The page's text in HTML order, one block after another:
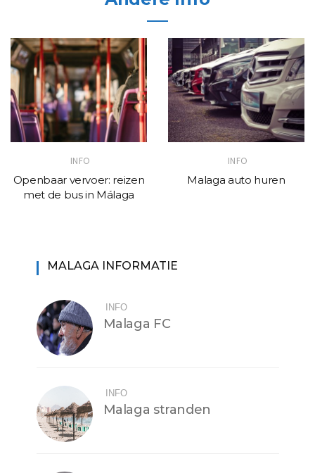
INFO
Openbaar vervoer: reizen
met de bus in Málaga
INFO
Malaga auto huren
MALAGA INFORMATIE
INFO
Malaga FC
INFO
Malaga stranden